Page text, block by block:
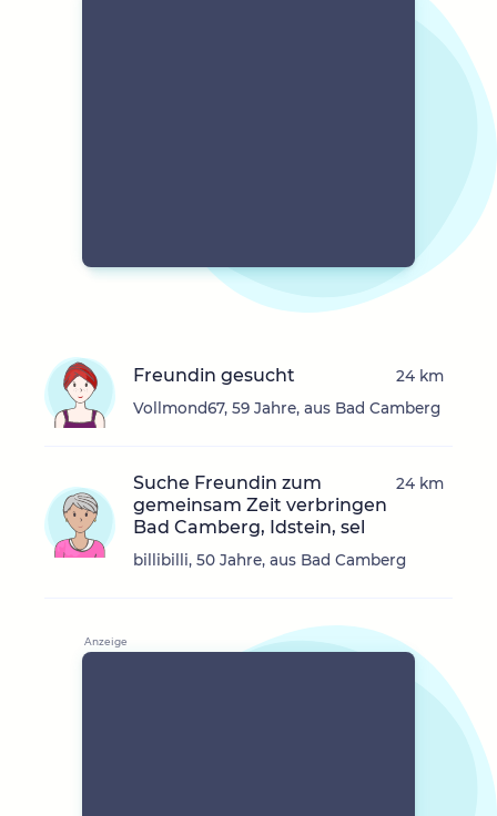
Freundin gesucht
Vollmond67, 59 Jahre, aus Bad Camberg
24 km
Suche Freundin zum
gemeinsam Zeit verbringen
Bad Camberg, Idstein, sel
billibilli, 50 Jahre, aus Bad Camberg
24 km